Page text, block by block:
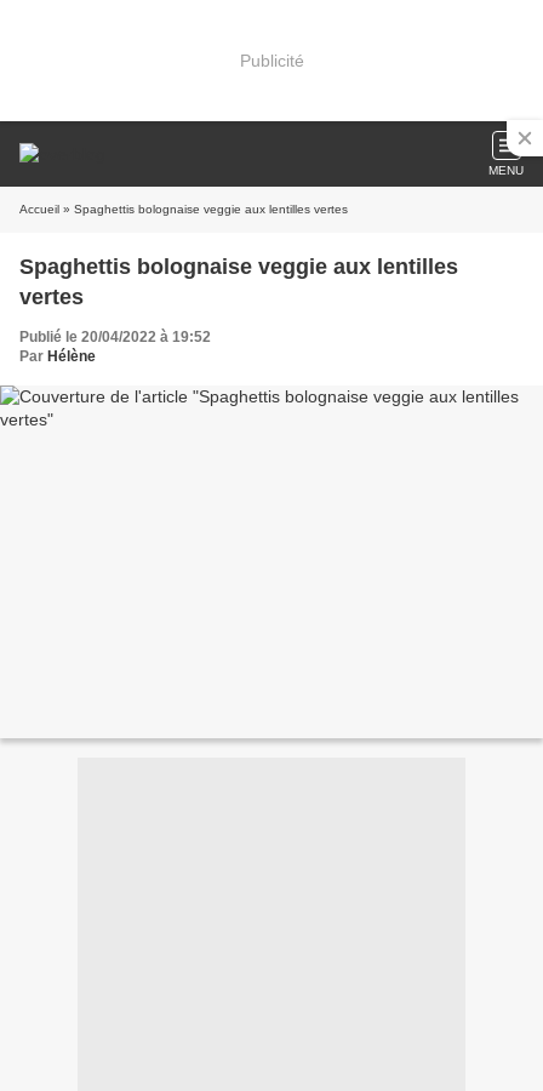
Publicité
MENU
Accueil » Spaghettis bolognaise veggie aux lentilles vertes
Spaghettis bolognaise veggie aux lentilles
vertes
Publié le 20/04/2022 à 19:52
Par Hélène